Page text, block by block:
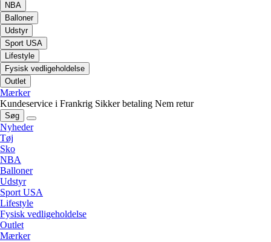
NBA
Balloner
Udstyr
Sport USA
Lifestyle
Fysisk vedligeholdelse
Outlet
Mærker
Kundeservice i Frankrig Sikker betaling Nem retur
Søg
Nyheder
Tøj
Sko
NBA
Balloner
Udstyr
Sport USA
Lifestyle
Fysisk vedligeholdelse
Outlet
Mærker